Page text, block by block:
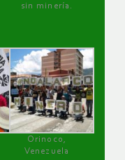
sin minería.
Orinoco,
Venezuela